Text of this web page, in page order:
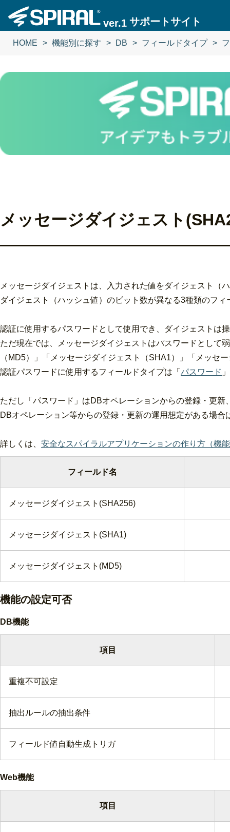
ver.1 サポートサイト
HOME 機能別に探す DB フィールドタイプ
メッセージダイジェスト
メッセージダイジェストは、入力された値をダイジェスト（
ダイジェスト（ハッシュ値）のビット数が異なる3種類のフィ
認証に使用するパスワードとして使用でき、ダイジェストは
ただ現在では、メッセージダイジェストはパスワードとして
（MD5）」「メッセージダイジェスト（SHA1）」「メッセ
認証パスワードに使用するフィールドタイプは「 パスワード
ただし「パスワード」はDBオペレーションからの登録・更
DBオペレーション等からの登録・更新の運用想定がある場
詳しくは、 安全なスパイラルアプリケーションの作り方（機
フィールド名
メッセージダイジェスト(SHA256)
メッセージダイジェスト(SHA1)
メッセージダイジェスト(MD5)
機能の設定可否
DB機能
項目
重複不可設定
抽出ルールの抽出条件
フィールド値自動生成トリガ
Web機能
項目